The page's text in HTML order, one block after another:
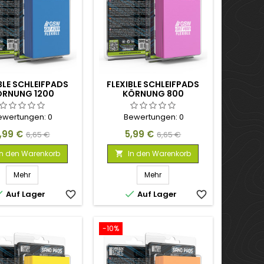
SCHLEIFPADS
1200
0
€ Verkaufspreis
6,65 €
den Warenkorb
Mehr
Auf Lager favorite_border
FLEXIBLE SCHLEIFPADS
KÖRNUNG 800
Bewertungen: 0
Preis
5,99 € Verkaufspreis
6,65 €
 In den Warenkorb
Mehr
 Auf Lager favorite_border
-10%